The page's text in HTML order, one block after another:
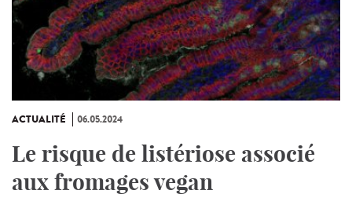
ACTUALITÉ 06.05.2024
Le risque de listériose associé
aux fromages vegan